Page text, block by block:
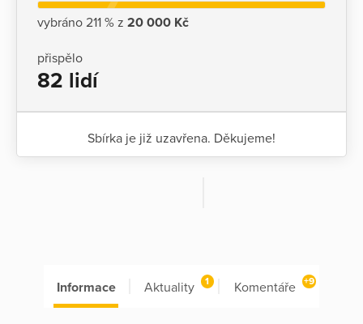
vybráno 211 % z 20 000 Kč
přispělo
82 lidí
Sbírka je již uzavřena. Děkujeme!
Informace Aktuality 1 Komentáře +9